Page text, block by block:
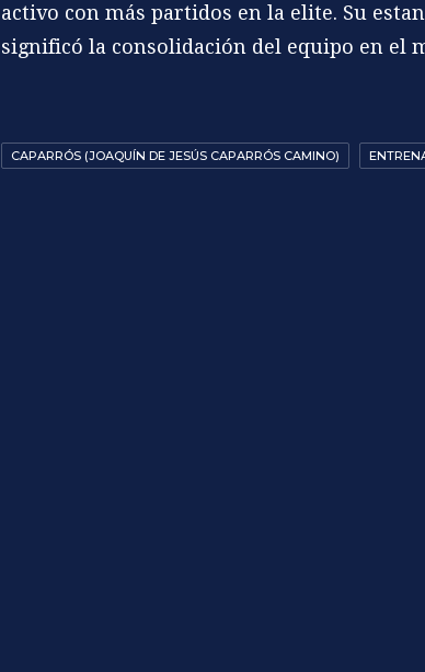
activo con más partidos en la elite. Su
significó la consolidación del equipo en el
CAPARRÓS (JOAQUÍN DE JESÚS CAPARRÓS CAMINO)